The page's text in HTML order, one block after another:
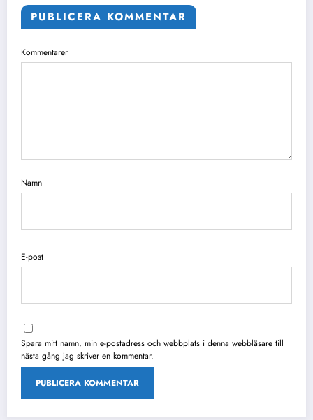
PUBLICERA KOMMENTAR
Kommentarer
Namn
E-post
Spara mitt namn, min e-postadress och webbplats i denna webbläsare till
nästa gång jag skriver en kommentar.